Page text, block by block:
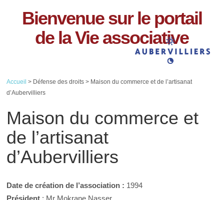
Bienvenue sur le portail
de la Vie associative
Accueil > Défense des droits > Maison du commerce et de l’artisanat
d’Aubervilliers
Maison du commerce et
de l’artisanat
d’Aubervilliers
Date de création de l’association : 1994
Président : Mr Mokrane Nasser